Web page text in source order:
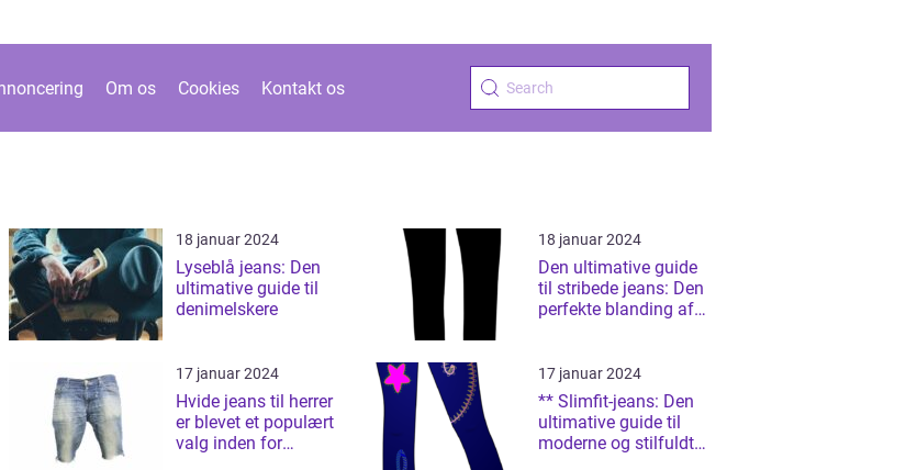
Om os Cookies Kontakt os
18 januar 2024
Lyseblå jeans: Den
ultimative guide til
denimelskere
18 januar 2024
Den ultimative guide
til stribede jeans: Den
perfekte blanding af
17 januar 2024
Hvide jeans til herrer
er blevet et populært
valg inden for
17 januar 2024
** Slimfit-jeans: Den
ultimative guide til
moderne og stilfuldt